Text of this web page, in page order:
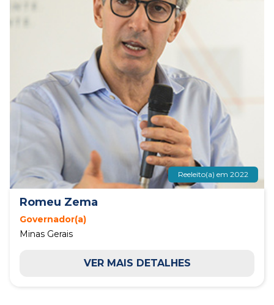
Reeleito(a) em 2022
Romeu Zema
Governador(a)
Minas Gerais
VER MAIS DETALHES